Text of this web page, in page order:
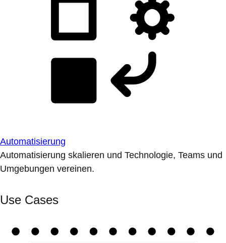
Automatisierung
Automatisierung skalieren und Technologie, Teams und
Umgebungen vereinen.
Use Cases